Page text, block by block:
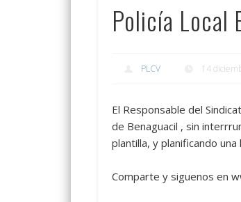
Policía Local
PLCV 14
​El Responsable del
de Benaguacil , sin
plantilla, y planificando
Comparte y siguenos en